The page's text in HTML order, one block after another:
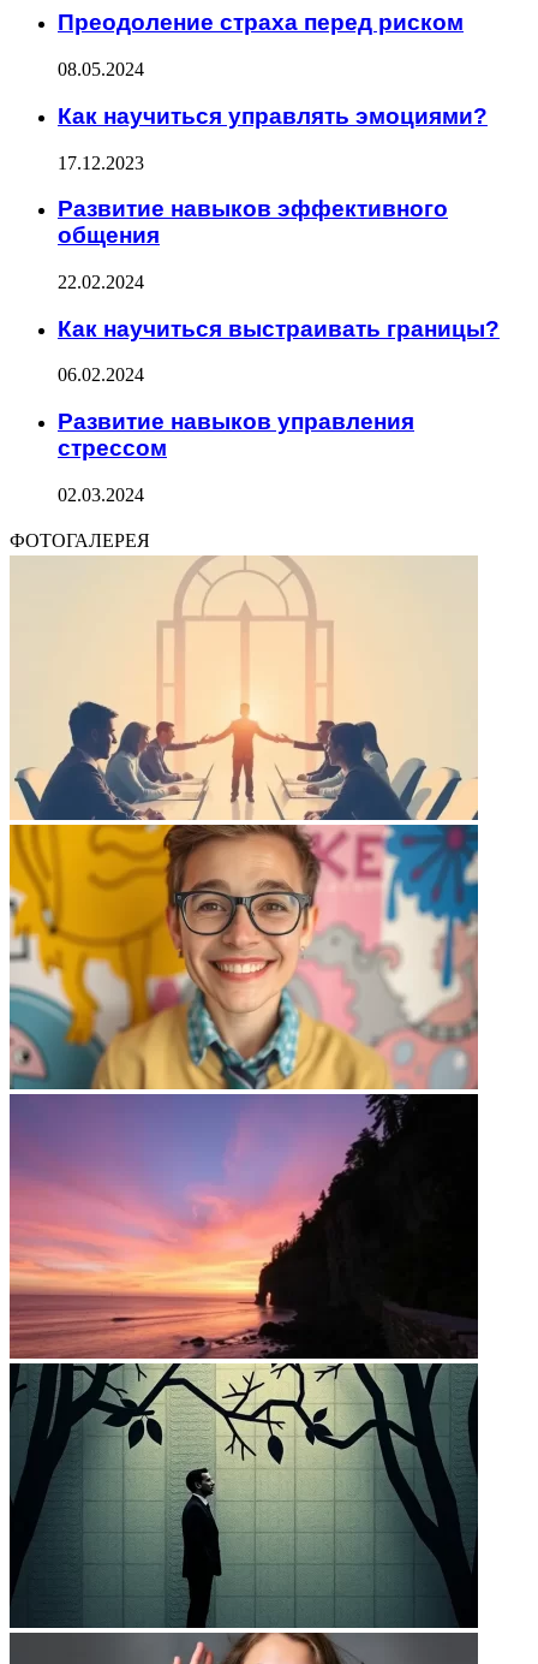
Преодоление страха перед риском
08.05.2024
Как научиться управлять эмоциями?
17.12.2023
Развитие навыков эффективного
общения
22.02.2024
Как научиться выстраивать границы?
06.02.2024
Развитие навыков управления
стрессом
02.03.2024
ФОТОГАЛЕРЕЯ